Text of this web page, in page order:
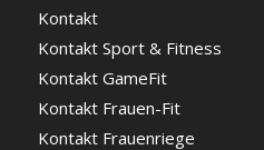
Kontakt
Kontakt Sport & Fitness
Kontakt GameFit
Kontakt Frauen-Fit
Kontakt Frauenriege